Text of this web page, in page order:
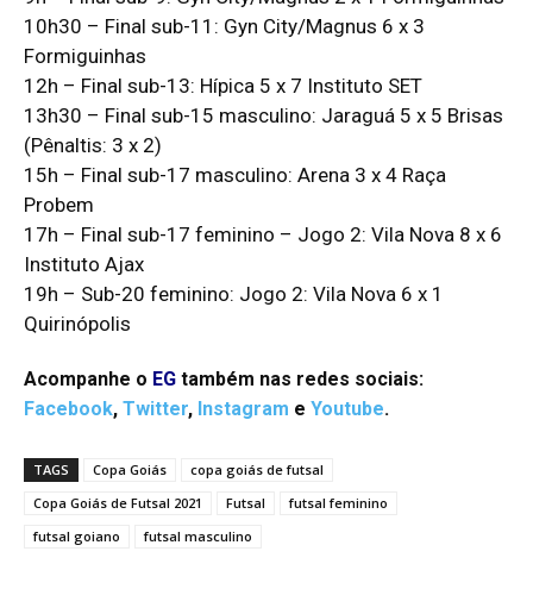
10h30 – Final sub-11: Gyn City/Magnus 6 x 3
Formiguinhas
12h – Final sub-13: Hípica 5 x 7 Instituto SET
13h30 – Final sub-15 masculino: Jaraguá 5 x 5 Brisas
(Pênaltis: 3 x 2)
15h – Final sub-17 masculino: Arena 3 x 4 Raça
Probem
17h – Final sub-17 feminino – Jogo 2: Vila Nova 8 x 6
Instituto Ajax
19h – Sub-20 feminino: Jogo 2: Vila Nova 6 x 1
Quirinópolis
Acompanhe o EG também nas redes sociais:
Facebook, Twitter, Instagram e Youtube.
TAGS Copa Goiás
copa goiás de futsal
Copa Goiás de Futsal 2021
Futsal
futsal feminino
futsal goiano
futsal masculino